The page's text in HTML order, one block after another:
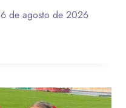
6 de agosto de 2026